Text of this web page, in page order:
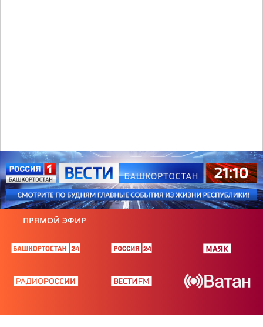
ПРЯМОЙ ЭФИР